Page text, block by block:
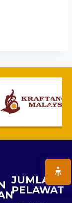
JUMLAH
PELAWAT